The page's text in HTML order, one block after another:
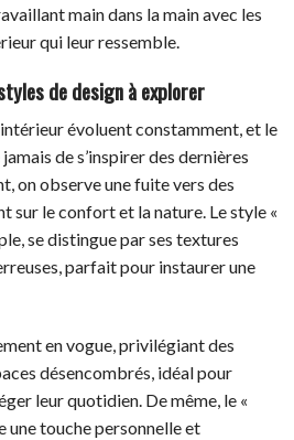
main dans la main avec les
qui leur ressemble.
de design à explorer
évoluent constamment, et le
de s’inspirer des dernières
on observe une fuite vers des
sur le confort et la nature. Le style «
se distingue par ses textures
parfait pour instaurer une
en vogue, privilégiant des
désencombrés, idéal pour
leur quotidien. De même, le «
une touche personnelle et